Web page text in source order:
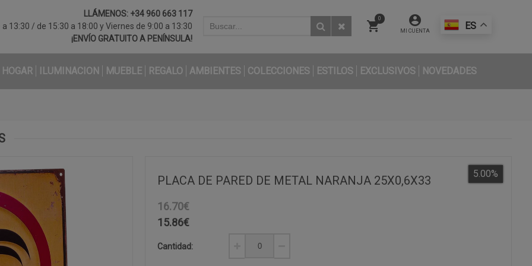
LLÁMENOS: +34 960 663 117
13:30 / de 15:30 a 18:00 y Viernes de 9:00 a 13:30
¡ENVÍO GRATUITO A PENÍNSULA!
ES
MI CUENTA
0
HOGAR ILUMINACION MUEBLE REGALO AMBIENTES COLECCIONES ESTILOS EXCLUSIVOS NOVEDADES
PLACA DE PARED DE METAL NARANJA 25X0,6X33
16.70€
5.00%
15.86€
Cantidad: